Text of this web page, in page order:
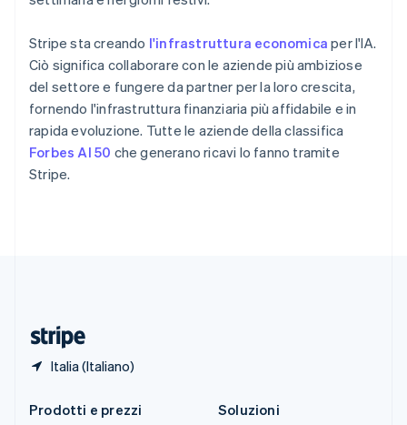
Stripe sta creando l'infrastruttura economica per l'IA.
Ciò significa collaborare con le aziende più ambiziose
del settore e fungere da partner per la loro crescita,
fornendo l'infrastruttura finanziaria più affidabile e in
rapida evoluzione. Tutte le aziende della classifica
Forbes AI 50 che generano ricavi lo fanno tramite
Stripe.
Italia (Italiano)
Slovacchia
English
Slovenia
EnglishItaliano
Spagna
EspañolEnglish
Stati Uniti
English
Prodotti e prezzi
Soluzioni